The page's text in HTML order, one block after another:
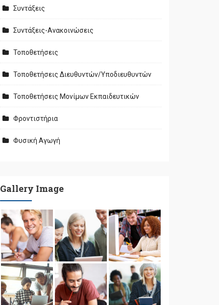
Συντάξεις
Συντάξεις-Ανακοινώσεις
Τοποθετήσεις
Τοποθετήσεις Διευθυντών/Υποδιευθυντών
Τοποθετήσεις Μονίμων Εκπαιδευτικών
Φροντιστήρια
Φυσική Αγωγή
Gallery Image